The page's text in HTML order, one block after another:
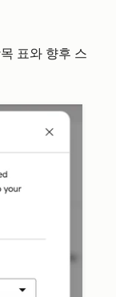
표와 향후 스